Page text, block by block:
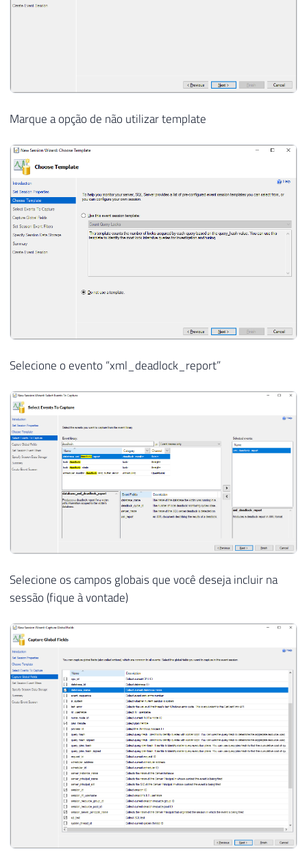
Marque a opção de não utilizar template
Selecione o evento “xml_deadlock_report”
Selecione os campos globais que você deseja incluir na
sessão (fique à vontade)